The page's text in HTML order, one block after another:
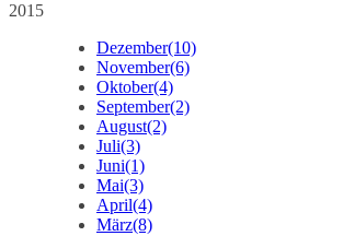
2015
Dezember(10)
November(6)
Oktober(4)
September(2)
August(2)
Juli(3)
Juni(1)
Mai(3)
April(4)
März(8)